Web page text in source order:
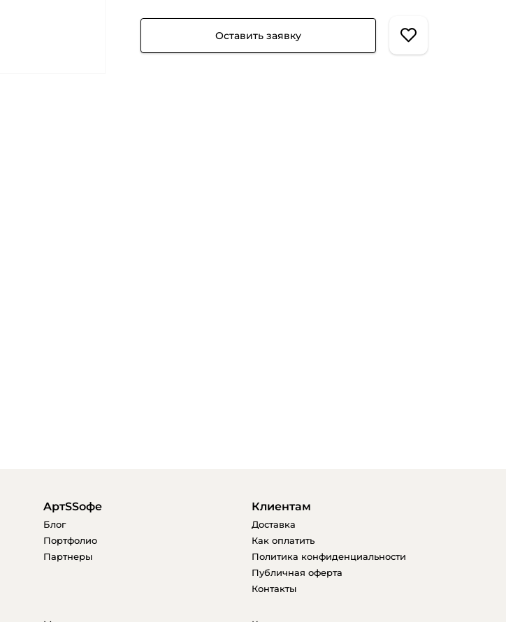
Оставить заявку
AртSSофе
Блог
Портфолио
Партнеры
Клиентам
Доставка
Как оплатить
Политика конфиденциальности
Публичная оферта
Контакты